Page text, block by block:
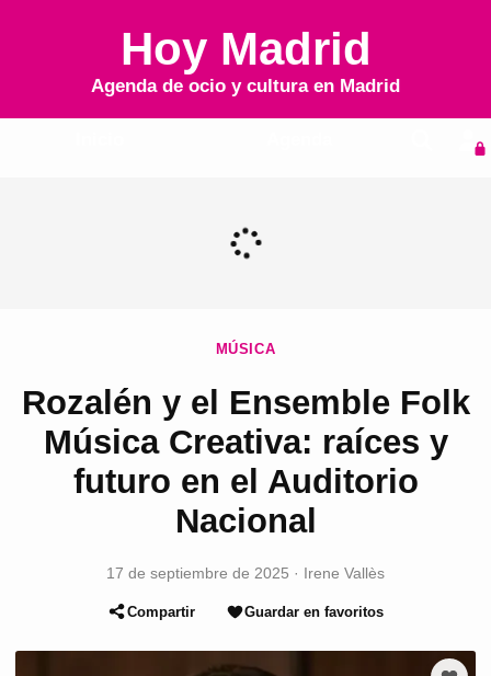
Hoy Madrid
Agenda de ocio y cultura en Madrid
MÚSICA
Rozalén y el Ensemble Folk
Música Creativa: raíces y
futuro en el Auditorio
Nacional
17 de septiembre de 2025 · Irene Vallès
Compartir Guardar en favoritos